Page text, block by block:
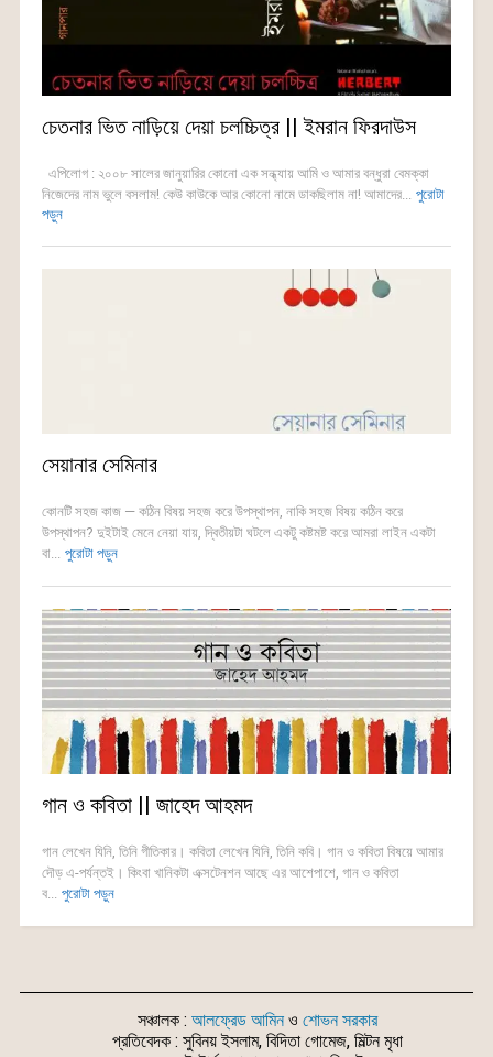
চেতনার ভিত নাড়িয়ে দেয়া চলচ্চিত্র || ইমরান ফিরদাউস
এপিলোগ : ২০০৮ সালের জানুয়ারির কোনো এক সন্ধ্যায় আমি ও আমার বন্ধুরা বেমক্কা
নিজেদের নাম ভুলে বসলাম! কেউ কাউকে আর কোনো নামে ডাকছিলাম না! আমাদের... পুরোটা
পড়ুন
সেয়ানার সেমিনার
কোনটি সহজ কাজ — কঠিন বিষয় সহজ করে উপস্থাপন, নাকি সহজ বিষয় কঠিন করে
উপস্থাপন? দুইটাই মেনে নেয়া যায়, দ্বিতীয়টা ঘটলে একটু কষ্টমষ্ট করে আমরা লাইন একটা
বা... পুরোটা পড়ুন
গান ও কবিতা || জাহেদ আহমদ
গান লেখেন যিনি, তিনি গীতিকার। কবিতা লেখেন যিনি, তিনি কবি। গান ও কবিতা বিষয়ে আমার
দৌড় এ-পর্যন্তই। কিংবা খানিকটা এক্সটেনশন আছে এর আশেপাশে, গান ও কবিতা
ব... পুরোটা পড়ুন
সঞ্চালক : আলফ্রেড আমিনও শোভন সরকার
প্রতিবেদক : সুবিনয় ইসলাম, বিদিতা গোমেজ, মিল্টন মৃধা